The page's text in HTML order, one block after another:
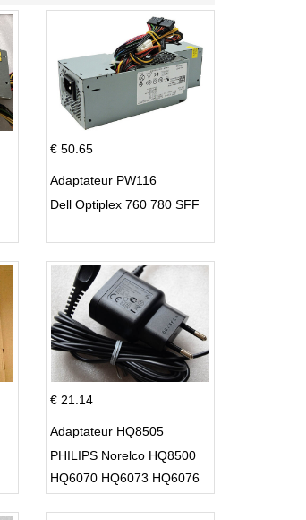
€ 50.65
Adaptateur PW116
Dell Optiplex 760 780 SFF
€ 21.14
Adaptateur HQ8505
PHILIPS Norelco HQ8500
HQ6070 HQ6073 HQ6076